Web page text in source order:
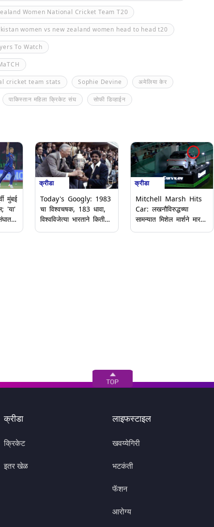
Women National Cricket Team T20
women vs new zealand women head to head t20
To Watch
cricket team stats Sophie Devine अमेलिया केर
पाकिस्तान महिला क्रिकेट संघ सोफी डिव्हाईन
मुंबई
'या'
क्रीडा
Today's Googly: 1983
चा विश्वचषक, 183 धावा,
विश्वविजेत्या भारताने किती
क्रीडा
Mitchell Marsh Hits
Car: लखनौविरुद्धच्या
सामन्यात मिशेल मार्शने मारला
क्रीडा
क्रिकेट
इतर खेळ
लाइफस्टाइल
खवय्येगिरी
भटकंती
फॅशन
आरोग्य